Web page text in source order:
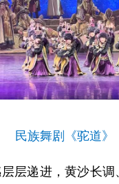
民族舞剧《驼道》
层递进，黄沙长调